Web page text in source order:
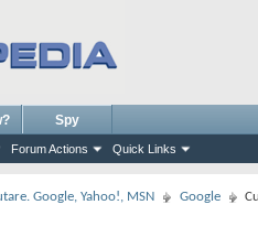
Forum Actions Quick Links
Spy
Google, Yahoo!, MSN Google